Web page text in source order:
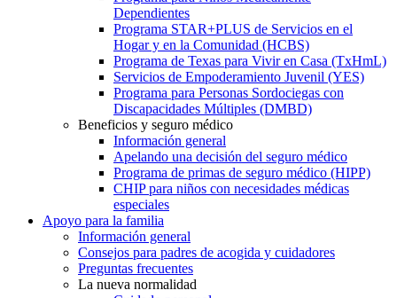
Dependientes
Programa STAR+PLUS de Servicios en el
Hogar y en la Comunidad (HCBS)
Programa de Texas para Vivir en Casa (TxHmL)
Servicios de Empoderamiento Juvenil (YES)
Programa para Personas Sordociegas con
Discapacidades Múltiples (DMBD)
Beneficios y seguro médico
Información general
Apelando una decisión del seguro médico
Programa de primas de seguro médico (HIPP)
CHIP para niños con necesidades médicas
especiales
Apoyo para la familia
Información general
Consejos para padres de acogida y cuidadores
Preguntas frecuentes
La nueva normalidad